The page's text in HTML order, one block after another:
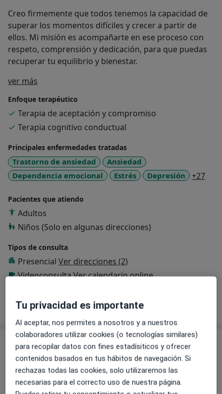
Creo firmemente que todos tenemos la capacidad de
superar los momentos difíciles y crecer a partir de
ellos. Mi misión es acompañarte en ese proceso con
respeto, comprensión y dedicación, para que puedas
recuperar tu equilibrio y bienestar.
ver más
Enfoque terapéutico
Terapia de aceptación y compromiso
Terapia cognitivo conductual
Principales enfermedades tratadas
Trastorno de ansiedad
Ansiedad
Dependencia emocional
Estrés Depresión +27
Pacientes que atiendo
Adultos
Niños (Solo en algunas direcciones)
Tipos de consulta
Presencial Ver direcciones (2)
VideoconsultaVer calendario online
Mostrar más detallessobre la experiencia
Servicios y precios
Consulta online
60 € Detalles Reservar cita
Tu privacidad es importante
Al aceptar, nos permites a nosotros y a nuestros
colaboradores utilizar cookies (o tecnologías similares)
para recopilar datos con fines estadísiticos y ofrecer
contenidos basados en tus hábitos de navegación. Si
rechazas todas las cookies, solo utilizaremos las
necesarias para el correcto uso de nuestra página.